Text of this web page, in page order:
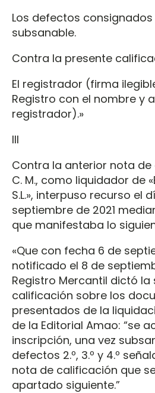
Los defectos
subsanable.
Contra la presente
El registrador (firma
Registro con el nombre y
registrador).»
III
Contra la anterior nota de
C. M., como liquidador de
S.L.», interpuso recurso el
septiembre de 2021
que manifestaba lo
«Que con fecha 6 de
notificado el 8 de
Registro Mercantil dictó la
calificación sobre los
presentados de la
de la Editorial Amao: “se
inscripción, una vez
defectos 2.º, 3.º y 4.º
nota de calificación que
apartado siguiente.”